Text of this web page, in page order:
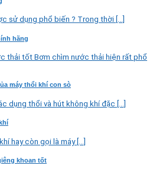
sử dụng phổ biến ? Trong thời [...]
hãng
thải tốt Bơm chìm nước thải hiện rất phổ
máy thổi khí con sò
dụng thổi và hút không khí đặc [...]
hay còn gọi là máy [...]
khoan tốt